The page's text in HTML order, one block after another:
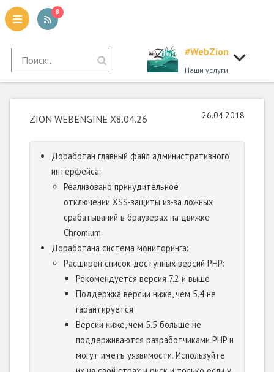
8
#WebZion
Наши услуги
ZION WEBENGINE X8.04.26 26.04.2018
Доработан главный файл административного
интерфейса:
Реализовано принудительное
отключении XSS-защиты из-за ложных
срабатываний в браузерах на движке
Chromium
Доработана система мониторинга:
Расширен список доступных версий PHP:
Рекомендуется версия 7.2 и выше
Поддержка версии ниже, чем 5.4 не
гарантируется
Версии ниже, чем 5.5 больше не
поддерживаются разработчиками PHP и
могут иметь уязвимости. Используйте